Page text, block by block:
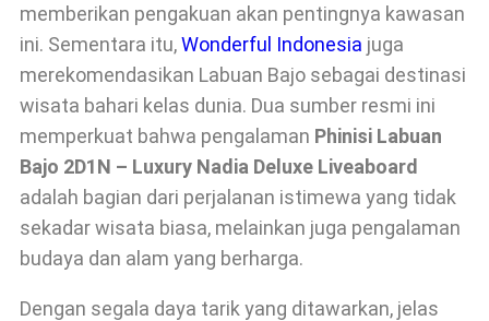
memberikan pengakuan akan pentingnya kawasan
ini. Sementara itu,Wonderful Indonesia juga
merekomendasikan Labuan Bajo sebagai destinasi
wisata bahari kelas dunia. Dua sumber resmi ini
memperkuat bahwa pengalaman Phinisi Labuan
Bajo 2D1N – Luxury Nadia Deluxe Liveaboard
adalah bagian dari perjalanan istimewa yang tidak
sekadar wisata biasa, melainkan juga pengalaman
budaya dan alam yang berharga.
Dengan segala daya tarik yang ditawarkan, jelas